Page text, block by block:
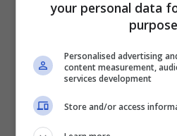
Molto altro di lui non c’è
poiché la spalla comica
quale è legato oltre che
your personal data
Personalised advertising
content measurement,
services development
Store and/or access